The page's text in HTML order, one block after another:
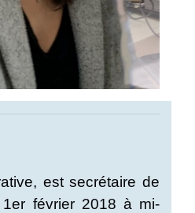
est secrétaire de
février 2018 à mi-